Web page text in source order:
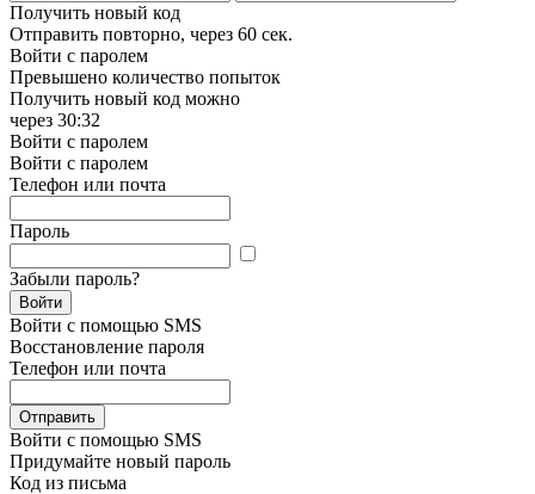
Получить новый код
Отправить повторно, через 60 сек.
Войти с паролем
Превышено количество попыток
Получить новый код можно
через 30:32
Войти с паролем
Войти с паролем
Телефон или почта
Пароль
Забыли пароль?
Войти
Войти с помощью SMS
Восстановление пароля
Телефон или почта
Отправить
Войти с помощью SMS
Придумайте новый пароль
Код из письма